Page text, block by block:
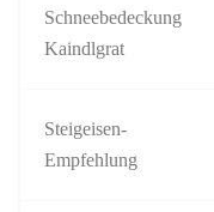
Schneebedeckung
Kaindlgrat
Steigeisen-
Empfehlung